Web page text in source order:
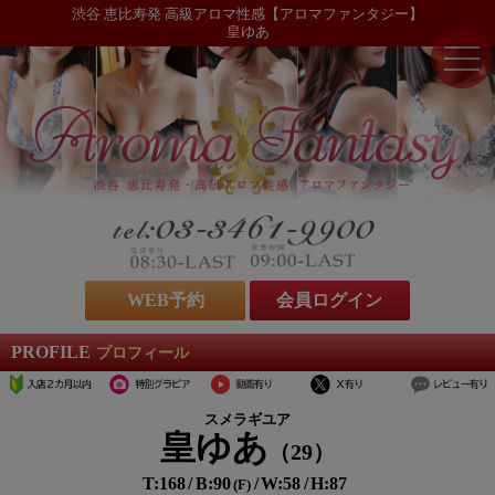
渋谷 恵比寿発 高級アロマ性感【アロマファンタジー】
皇ゆあ
WEB予約 会員ログイン
PROFILE プロフィール
スメラギユア
皇ゆあ 29
168 90 F 58 87